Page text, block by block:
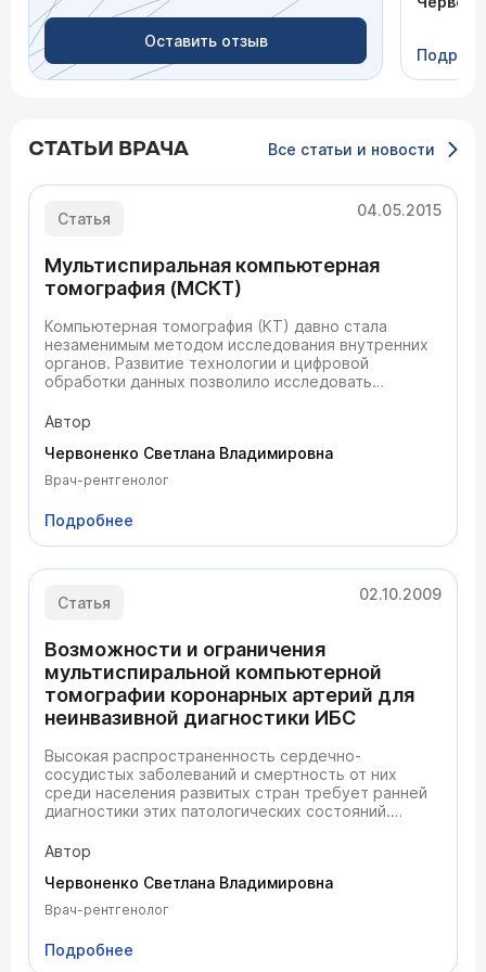
Оставить отзыв
СТАТЬИ ВРАЧА Все статьи и новости
Статья 04.05.2015
Мультиспиральная компьютерная
томография (МСКТ)
Компьютерная томография (КТ) давно стала
незаменимым методом исследования внутренних
органов. Развитие технологии и цифровой
обработки данных позволило исследовать
калибра и сосуды движущихся органов, например
сердца. Датчики двигаются вокруг пациента и
вдоль тела, создавая спиральные срезы высокого
разрешения. Подробнее о мультиспиральной
компьютерной томографии, её разновидностях
читайте в статье врача - рентгенолога Червоненко
Светланы Владимировны.
Автор
Червоненко Светлана Владимировна
Врач-рентгенолог
Подробнее
Статья 02.10.2009
Возможности и ограничения
мультиспиральной компьютерной
томографии коронарных артерий для
неинвазивной диагностики ИБС
Высокая распространенность сердечно-
сосудистых заболеваний и смертность от них
среди населения развитых стран требует ранней
диагностики этих патологических состояний.
Федерации, где смертность от сердечно-
сосудистых заболеваний составляет более 50%.
Одна из причин этого - атеросклероз коронарных
артерий, приводящий к развитию ишемической
болезни сердца (ИБС), инфаркта миокарда. К
сожалению, обычные неинвазивные методы
исследования, используемые для диагностики
Автор
Червоненко Светлана Владимировна
Врач-рентгенолог
Подробнее